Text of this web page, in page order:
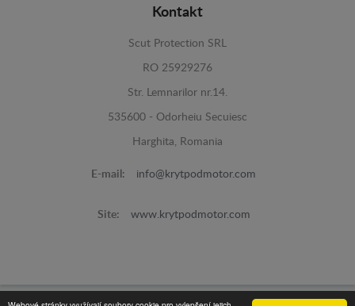
Kontakt
Scut Protection SRL
RO 25929276
Str. Lemnarilor nr.14.
535600 - Odorheiu Secuiesc
Harghita, Romania
E-mail: info@krytpodmotor.com
Site: www.krytpodmotor.com